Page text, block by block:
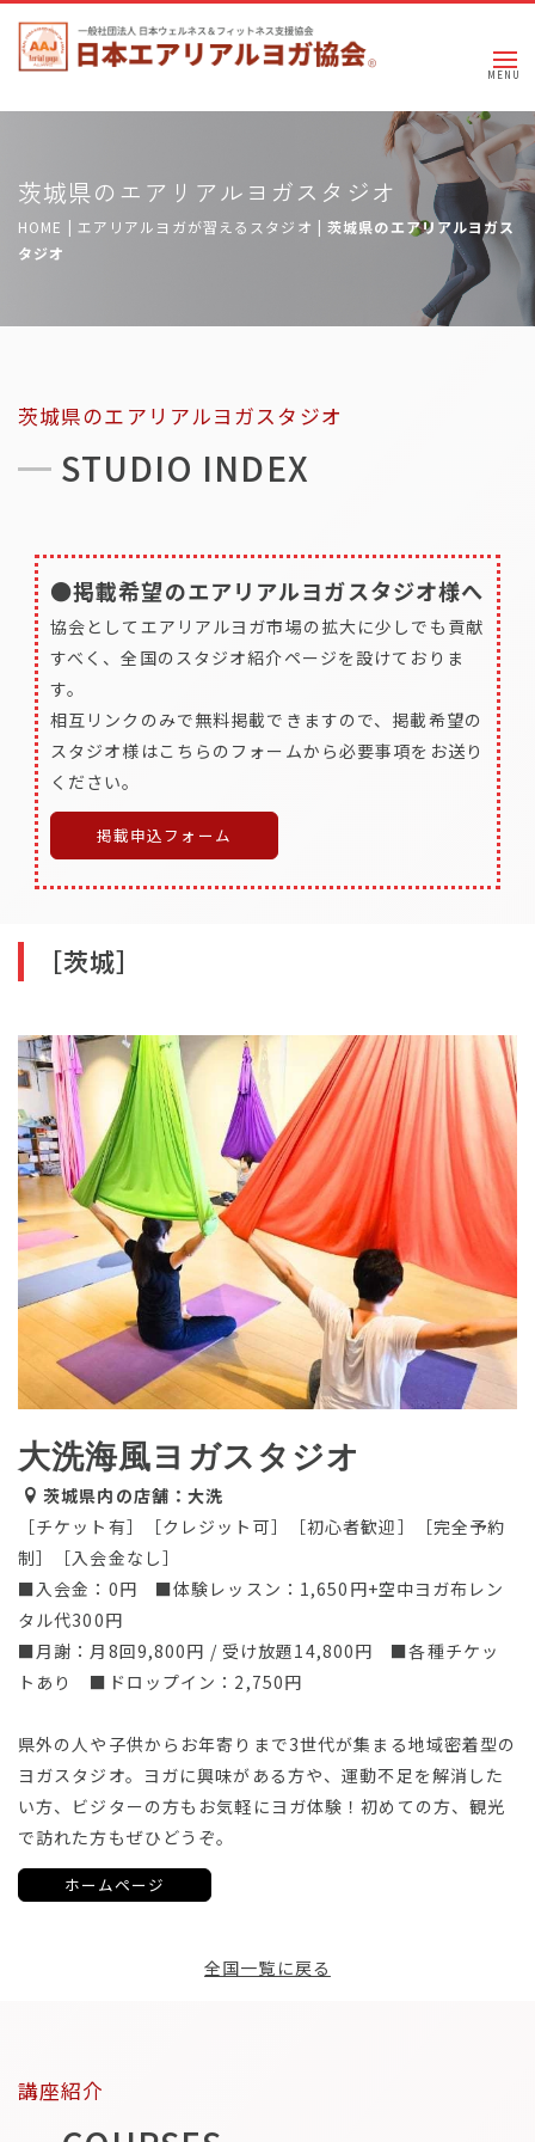
茨城県のエアリアルヨガスタジオ
HOME | エアリアルヨガが習えるスタジオ |茨城県のエアリアルヨガス
タジオ
茨城県のエアリアルヨガスタジオ
STUDIO INDEX
●掲載希望のエアリアルヨガスタジオ様へ
協会としてエアリアルヨガ市場の拡大に少しでも貢献
すべく、全国のスタジオ紹介ページを設けておりま
す。
相互リンクのみで無料掲載できますので、掲載希望の
スタジオ様はこちらのフォームから必要事項をお送り
ください。
掲載申込フォーム
［茨城］
大洗海風ヨガスタジオ
茨城県内の店舗：大洗
［チケット有］［クレジット可］［初心者歓迎］［完全予約
制］［入会金なし］
■入会金：0円 ■体験レッスン：1,650円+空中ヨガ布レン
タル代300円
■月謝：月8回9,800円 / 受け放題14,800円 ■各種チケッ
トあり ■ドロップイン：2,750円
県外の人や子供からお年寄りまで3世代が集まる地域密着型の
ヨガスタジオ。ヨガに興味がある方や、運動不足を解消した
い方、ビジターの方もお気軽にヨガ体験！初めての方、観光
で訪れた方もぜひどうぞ。
ホームページ
全国一覧に戻る
講座紹介